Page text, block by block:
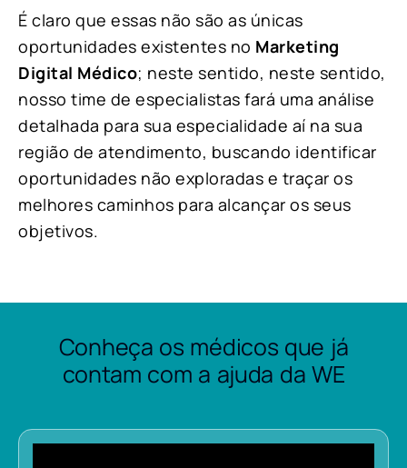
É claro que essas não são as únicas
oportunidades existentes no Marketing
Digital Médico; neste sentido, neste sentido,
nosso time de especialistas fará uma análise
detalhada para sua especialidade aí na sua
região de atendimento, buscando identificar
oportunidades não exploradas e traçar os
melhores caminhos para alcançar os seus
objetivos.
Conheça os médicos que já
contam com a ajuda da WE